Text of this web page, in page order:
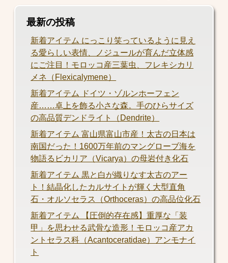
最新の投稿
新着アイテム にっこり笑っているように見え
る愛らしい表情、ノジュールが育んだ立体感
にご注目！モロッコ産三葉虫、フレキシカリ
メネ（Flexicalymene）
新着アイテム ドイツ・ゾルンホーフェン
産……卓上を飾る小さな森。手のひらサイズ
の高品質デンドライト（Dendrite）
新着アイテム 富山県富山市産！太古の日本は
南国だった！1600万年前のマングローブ海を
物語るビカリア（Vicarya）の母岩付き化石
新着アイテム 黒と白が織りなす太古のアー
ト！結晶化したカルサイトが輝く大型直角
石・オルソセラス（Orthoceras）の高品位化石
新着アイテム 【圧倒的存在感】重厚な「装
甲」を思わせる武骨な造形！モロッコ産アカ
ントセラス科（Acantoceratidae）アンモナイ
ト